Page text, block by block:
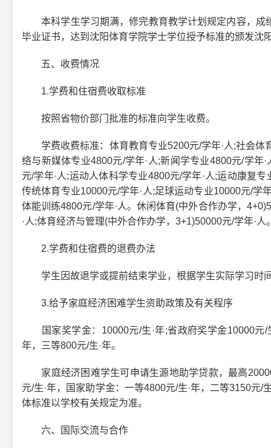
本科学生学习期满，修完教育教学计划规定内容，成
毕业证书，达到沈阳体育学院学士学位授予标准的颁发沈
五、收费情况
1.学费和住宿费收取标准
按照省物价部门批准的标准向学生收费。
学费收费标准：体育教育专业5200元/学年·人;社会体
络与新媒体专业4800元/学年·人;新闻学专业4800元/学年
元/学年·人;运动人体科学专业4800元/学年·人;运动康复
传统体育专业10000元/学年·人;足球运动专业10000元/学
体能训练4800元/学年·人。休闲体育(中外合作办学，
·人;体育经济与管理(中外合作办学，3+1)50000元/学年·
2.学费和住宿费的退费办法
学生因故退学或提前结束学业，根据学生实际学习时
3.给予家庭经济困难学生资助政策及有关程序
国家奖学金：10000元/生·年;省政府奖学金10000元/
年，三等800元/生·年。
家庭经济困难学生可申请生源地助学贷款，最高
元/生·年，国家助学金：一等4800元/生·年，二等3150元
体标准以学校有关规定为准。
六、国际交流与合作